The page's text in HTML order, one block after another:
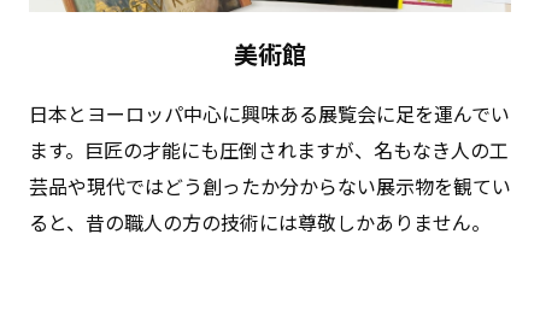
美術館
⽇本とヨーロッパ中⼼に興味ある展覧会に⾜を運んでい
ます。巨匠の才能にも圧倒されますが、名もなき⼈の⼯
芸品や現代ではどう創ったか分からない展⽰物を観てい
ると、昔の職⼈の⽅の技術には尊敬しかありません。